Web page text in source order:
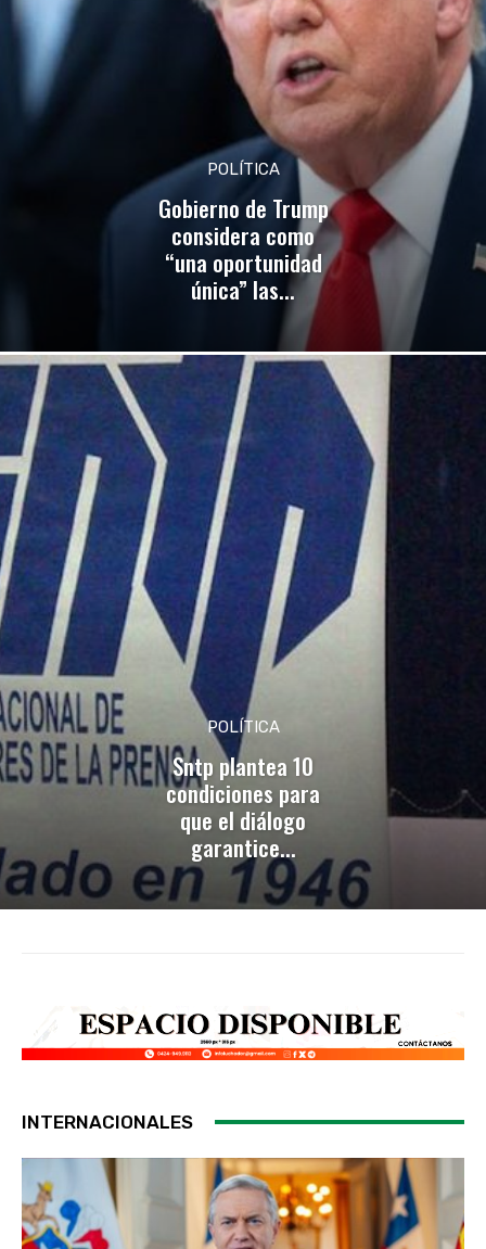
POLÍTICA
Gobierno de Trump
considera como
“una oportunidad
única” las...
POLÍTICA
Sntp plantea 10
condiciones para
que el diálogo
garantice...
INTERNACIONALES